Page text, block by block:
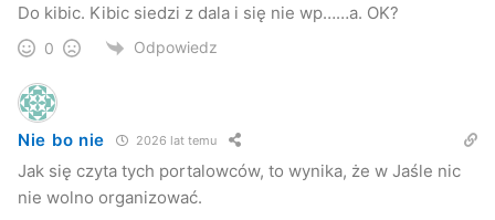
Do kibic. Kibic siedzi z dala i się nie wp……a. OK?
0 Odpowiedz
Nie bo nie 2026 lat temu
Jak się czyta tych portalowców, to wynika, że w Jaśle nic
nie wolno organizować.